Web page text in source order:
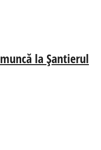
la Șantierul